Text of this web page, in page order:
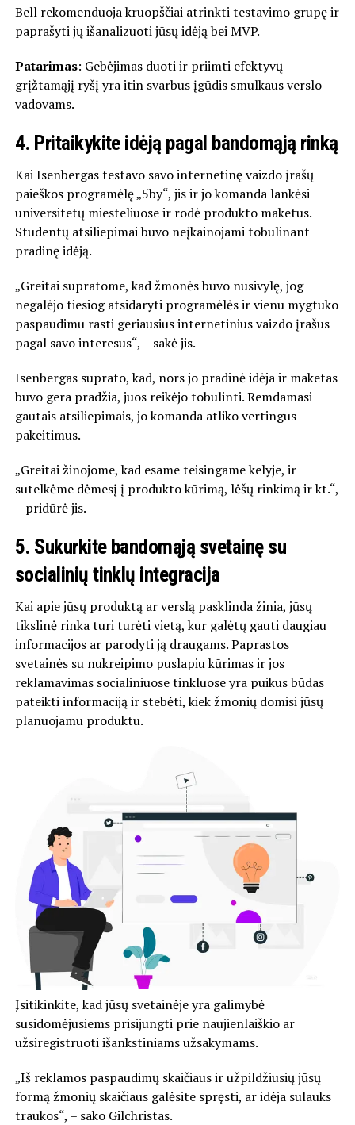
Bell rekomenduoja kruopščiai atrinkti testavimo grupę ir
paprašyti jų išanalizuoti jūsų idėją bei MVP.
Patarimas: Gebėjimas duoti ir priimti efektyvų
grįžtamąjį ryšį yra itin svarbus įgūdis smulkaus verslo
vadovams.
4. Pritaikykite idėją pagal bandomąją rinką
Kai Isenbergas testavo savo internetinę vaizdo įrašų
paieškos programėlę „5by“, jis ir jo komanda lankėsi
universitetų miesteliuose ir rodė produkto maketus.
Studentų atsiliepimai buvo neįkainojami tobulinant
pradinę idėją.
„Greitai supratome, kad žmonės buvo nusivylę, jog
negalėjo tiesiog atsidaryti programėlės ir vienu mygtuko
paspaudimu rasti geriausius internetinius vaizdo įrašus
pagal savo interesus“, – sakė jis.
Isenbergas suprato, kad, nors jo pradinė idėja ir maketas
buvo gera pradžia, juos reikėjo tobulinti. Remdamasi
gautais atsiliepimais, jo komanda atliko vertingus
pakeitimus.
„Greitai žinojome, kad esame teisingame kelyje, ir
sutelkėme dėmesį į produkto kūrimą, lėšų rinkimą ir kt.“,
– pridūrė jis.
5. Sukurkite bandomąją svetainę su
socialinių tinklų integracija
Kai apie jūsų produktą ar verslą pasklinda žinia, jūsų
tikslinė rinka turi turėti vietą, kur galėtų gauti daugiau
informacijos ar parodyti ją draugams. Paprastos
svetainės su nukreipimo puslapiu kūrimas ir jos
reklamavimas socialiniuose tinkluose yra puikus būdas
pateikti informaciją ir stebėti, kiek žmonių domisi jūsų
planuojamu produktu.
Įsitikinkite, kad jūsų svetainėje yra galimybė
susidomėjusiems prisijungti prie naujienlaiškio ar
užsiregistruoti išankstiniams užsakymams.
„Iš reklamos paspaudimų skaičiaus ir užpildžiusių jūsų
formą žmonių skaičiaus galėsite spręsti, ar idėja sulauks
traukos“, – sako Gilchristas.